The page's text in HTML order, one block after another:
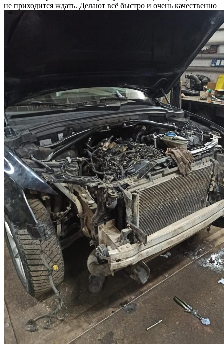
не приходится ждать. Делают всё быстро и очень качественно